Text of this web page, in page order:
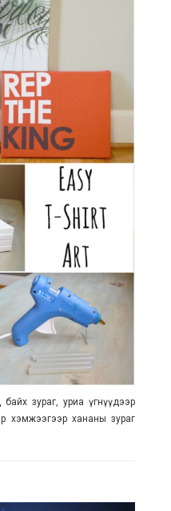
зураг, уриа үгнүүдээр
хэмжээгээр хананы зураг